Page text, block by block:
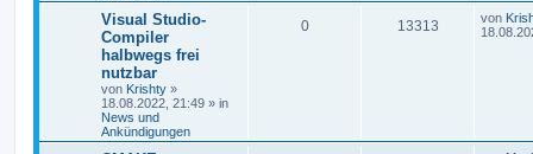
Visual Studio-
Compiler
halbwegs frei
nutzbar
von Krishty »
18.08.2022, 21:49 » in
News und
Ankündigungen
0 13313 von